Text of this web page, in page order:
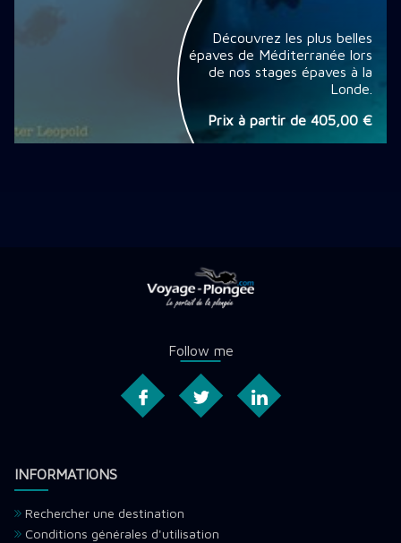
Découvrez les plus belles
épaves de Méditerranée lors
de nos stages épaves à la
Londe.
Prix à partir de405,00 €
Follow me
INFORMATIONS
Rechercher une destination
Conditions générales d'utilisation